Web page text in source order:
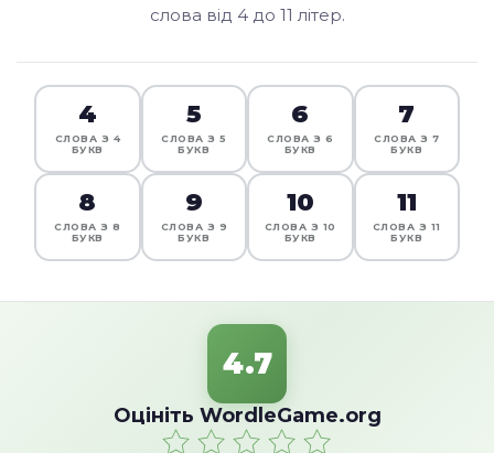
слова від 4 до 11 літер.
4
СЛОВА З 4
БУКВ
5
СЛОВА З 5
БУКВ
6
СЛОВА З 6
БУКВ
7
СЛОВА З 7
БУКВ
8
СЛОВА З 8
БУКВ
9
СЛОВА З 9
БУКВ
10
СЛОВА З 10
БУКВ
11
СЛОВА З 11
БУКВ
4.7
Оцініть WordleGame.org